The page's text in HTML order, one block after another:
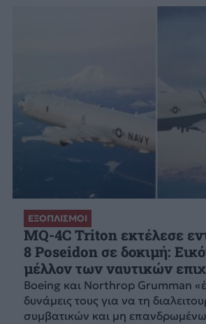
ΕΞΟΠΛΙΣΜΟΙ
MQ-4C Triton εκτέλεσε
8 Poseidon σε δοκιμή:
μέλλον των ναυτικών
Boeing και Northrop Grumman
δυνάμεις τους για να τη
συμβατικών και μη